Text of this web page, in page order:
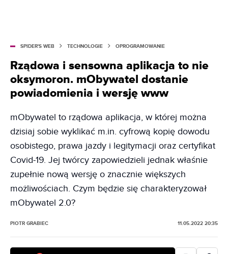
SPIDER'S WEB TECHNOLOGIE OPROGRAMOWANIE
Rządowa i sensowna aplikacja to nie
oksymoron. mObywatel dostanie
powiadomienia i wersję www
mObywatel to rządowa aplikacja, w której można
dzisiaj sobie wyklikać m.in. cyfrową kopię dowodu
osobistego, prawa jazdy i legitymacji oraz certyfikat
Covid-19. Jej twórcy zapowiedzieli jednak właśnie
zupełnie nową wersję o znacznie większych
możliwościach. Czym będzie się charakteryzował
mObywatel 2.0?
PIOTR GRABIEC 11.05.2022 20:35